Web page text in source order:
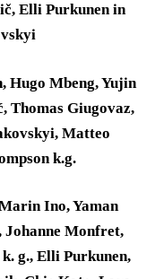
Elli Purkunen in
Hugo Mbeng, Yujin
Thomas Giugovaz,
Matteo
k.g.
Ino, Yaman
Johanne Monfret,
g., Elli Purkunen,